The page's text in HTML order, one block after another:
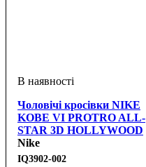
Чоловічі кросівки NIKE
KOBE VI PROTRO ALL-
STAR 3D HOLLYWOOD
Nike
IQ3902-002